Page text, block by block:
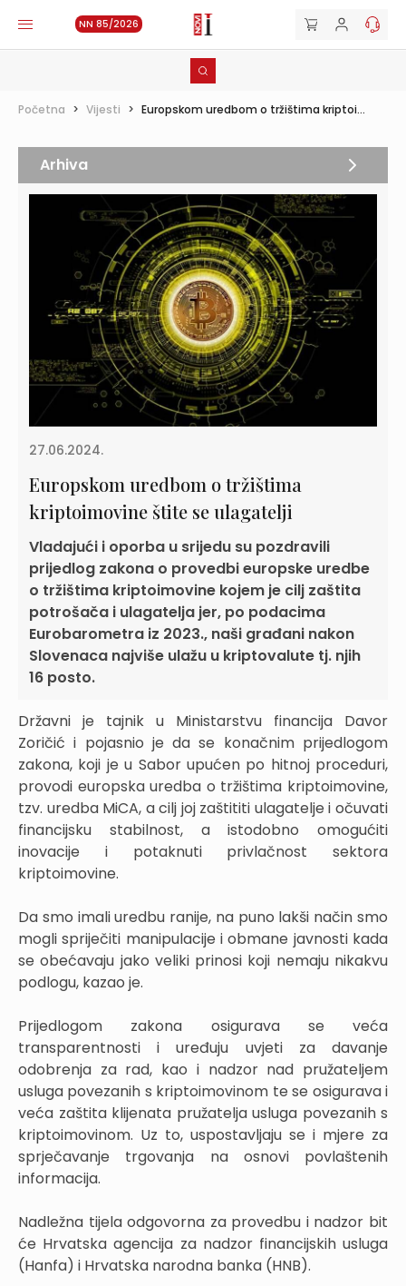
NN 85/2026
Početna > Vijesti > Europskom uredbom o tržištima kriptoi...
27.06.2024.
Europskom uredbom o tržištima
kriptoimovine štite se ulagatelji
Vladajući i oporba u srijedu su pozdravili
prijedlog zakona o provedbi europske uredbe
o tržištima kriptoimovine kojem je cilj zaštita
potrošača i ulagatelja jer, po podacima
Eurobarometra iz 2023., naši građani nakon
Slovenaca najviše ulažu u kriptovalute tj. njih
16 posto.
Državni je tajnik u Ministarstvu financija Davor
Zoričić i pojasnio je da se konačnim prijedlogom
zakona, koji je u Sabor upućen po hitnoj proceduri,
provodi europska uredba o tržištima kriptoimovine,
tzv. uredba MiCA, a cilj joj zaštititi ulagatelje i očuvati
financijsku stabilnost, a istodobno omogućiti
inovacije i potaknuti privlačnost sektora
kriptoimovine.
Da smo imali uredbu ranije, na puno lakši način smo
mogli spriječiti manipulacije i obmane javnosti kada
se obećavaju jako veliki prinosi koji nemaju nikakvu
podlogu, kazao je.
Prijedlogom zakona osigurava se veća
transparentnosti i uređuju uvjeti za davanje
odobrenja za rad, kao i nadzor nad pružateljem
usluga povezanih s kriptoimovinom te se osigurava i
veća zaštita klijenata pružatelja usluga povezanih s
kriptoimovinom. Uz to, uspostavljaju se i mjere za
sprječavanje trgovanja na osnovi povlaštenih
informacija.
Nadležna tijela odgovorna za provedbu i nadzor bit
će Hrvatska agencija za nadzor financijskih usluga
(Hanfa) i Hrvatska narodna banka (HNB).
Arhiva